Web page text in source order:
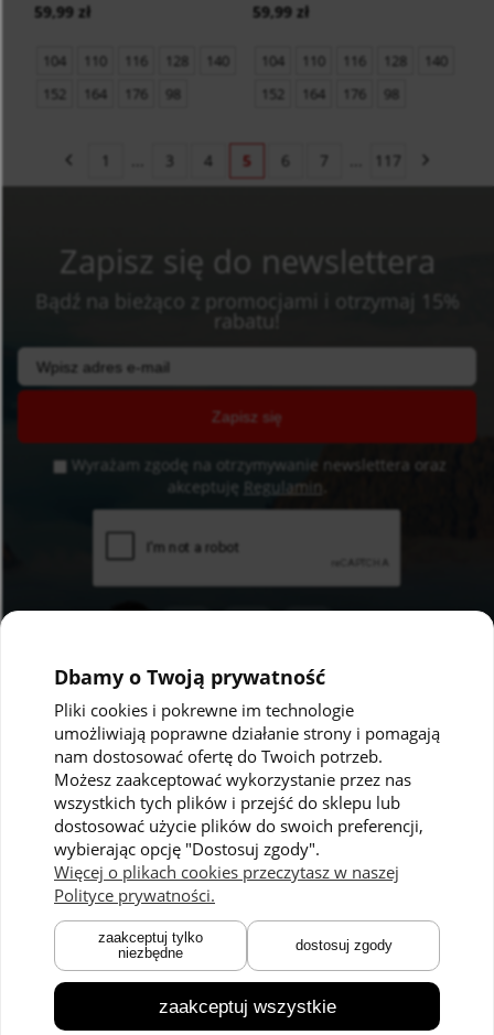
59,99 zł
104 110 116 128
140
152
164 176 98
59,99 zł
104 110 116 128
140
152
164 176 98
1 3 4 5 6 7 117
Zapisz się do newslettera
Bądź na bieżąco z promocjami i otrzymaj 15%
rabatu!
Zapisz się
Wyrażam zgodę na otrzymywanie newslettera oraz
akceptuję Regulamin
Pomoc
Polityka prywatności
Regulaminy
Kontakt
Moje konto
Twoje zamówienia
Ustawienia konta
Przechowalnia
Płatności i dostawa
Zwroty i reklamacje
O nas
O marce
Technologie
Dbamy o Twoją prywatność
Pliki cookies i pokrewne im technologie
umożliwiają poprawne działanie strony i pomagają
nam dostosować ofertę do Twoich potrzeb.
Możesz zaakceptować wykorzystanie przez nas
wszystkich tych plików i przejść do sklepu lub
dostosować użycie plików do swoich preferencji,
wybierając opcję "Dostosuj zgody".
Więcej o plikach cookies przeczytasz w naszej
Polityce prywatności.
zaakceptuj tylko
niezbędne
dostosuj zgody
zaakceptuj wszystkie